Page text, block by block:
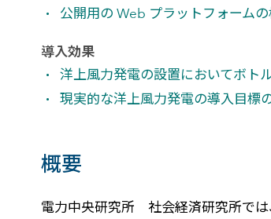
公開用の Web プラットフォーム
導入効果
洋上風力発電の設置においてボト
現実的な洋上風力発電の導入目標
概要
電力中央研究所 社会経済研究所では